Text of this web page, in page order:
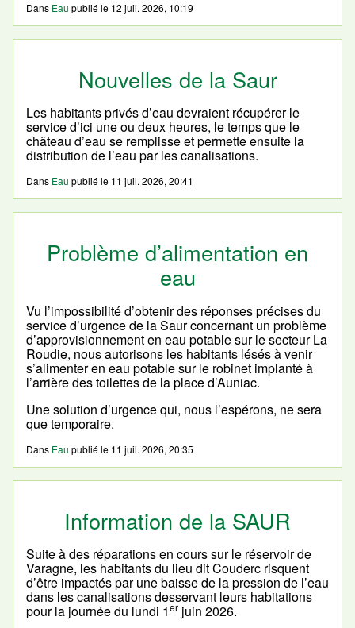
Dans Eau publié le 12 juil. 2026, 10:19
Nouvelles de la Saur
Les habitants privés d’eau devraient récupérer le
service d’ici une ou deux heures, le temps que le
château d’eau se remplisse et permette ensuite la
distribution de l’eau par les canalisations.
Dans Eau publié le 11 juil. 2026, 20:41
Problème d’alimentation en
eau
Vu l’impossibilité d’obtenir des réponses précises du
service d’urgence de la Saur concernant un problème
d’approvisionnement en eau potable sur le secteur La
Roudie, nous autorisons les habitants lésés à venir
s’alimenter en eau potable sur le robinet implanté à
l’arrière des toilettes de la place d’Auniac.
Une solution d’urgence qui, nous l’espérons, ne sera
que temporaire.
Dans Eau publié le 11 juil. 2026, 20:35
Information de la SAUR
Suite à des réparations en cours sur le réservoir de
Varagne, les habitants du lieu dit Couderc risquent
d’être impactés par une baisse de la pression de l’eau
dans les canalisations desservant leurs habitations
pour la journée du lundi 1er juin 2026.